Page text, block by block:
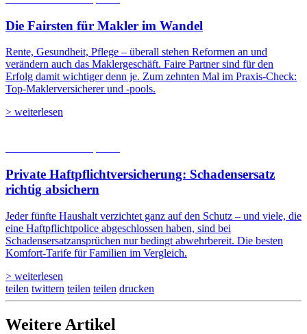
Die Fairsten für Makler im Wandel
Rente, Gesundheit, Pflege – überall stehen Reformen an und
verändern auch das Maklergeschäft. Faire Partner sind für den
Erfolg damit wichtiger denn je. Zum zehnten Mal im Praxis-Check:
Top-Maklerversicherer und -pools.
> weiterlesen
Private Haftpflicht­versicherung: Schadensersatz
richtig absichern
Jeder fünfte Haushalt verzichtet ganz auf den Schutz – und viele, die
eine Haftpflichtpolice abgeschlossen haben, sind bei
Schadensersatzansprüchen nur bedingt abwehrbereit. Die besten
Komfort-Tarife für Familien im Vergleich.
> weiterlesen
teilen twittern teilen teilen drucken
Weitere Artikel